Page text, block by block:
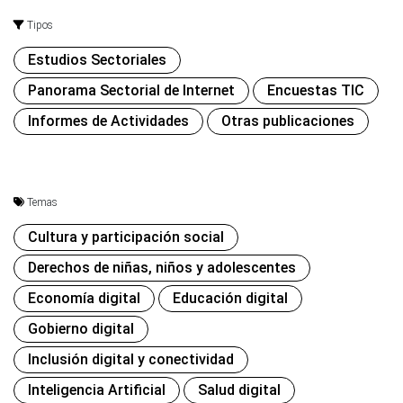
Tipos
Estudios Sectoriales
Panorama Sectorial de Internet
Encuestas TIC
Informes de Actividades
Otras publicaciones
Temas
Cultura y participación social
Derechos de niñas, niños y adolescentes
Economía digital
Educación digital
Gobierno digital
Inclusión digital y conectividad
Inteligencia Artificial
Salud digital